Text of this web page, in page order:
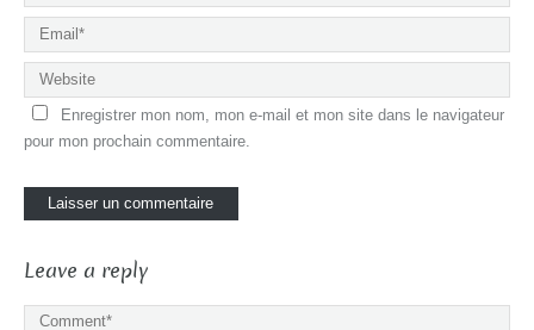
Enregistrer mon nom, mon e-mail et mon site dans le navigateur
pour mon prochain commentaire.
Leave a reply